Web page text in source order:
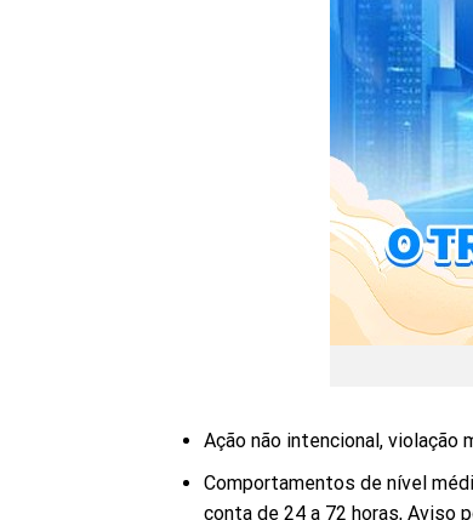
Ação não intencional, violação
Comportamentos de nível
conta de 24 a 72 horas, Aviso